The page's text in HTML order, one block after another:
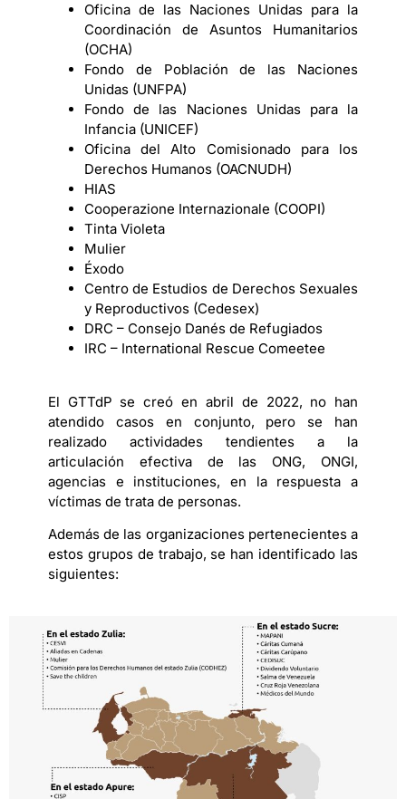
Oficina de las Naciones Unidas para la
Coordinación de Asuntos Humanitarios
(OCHA)
Fondo de Población de las Naciones
Unidas (UNFPA)
Fondo de las Naciones Unidas para la
Infancia (UNICEF)
Oficina del Alto Comisionado para los
Derechos Humanos (OACNUDH)
HIAS
Cooperazione Internazionale (COOPI)
Tinta Violeta
Mulier
Éxodo
Centro de Estudios de Derechos Sexuales
y Reproductivos (Cedesex)
DRC – Consejo Danés de Refugiados
IRC – International Rescue Comeetee
El GTTdP se creó en abril de 2022, no han
atendido casos en conjunto, pero se han
realizado actividades tendientes a la
articulación efectiva de las ONG, ONGI,
agencias e instituciones, en la respuesta a
víctimas de trata de personas.
Además de las organizaciones pertenecientes a
estos grupos de trabajo, se han identificado las
siguientes: